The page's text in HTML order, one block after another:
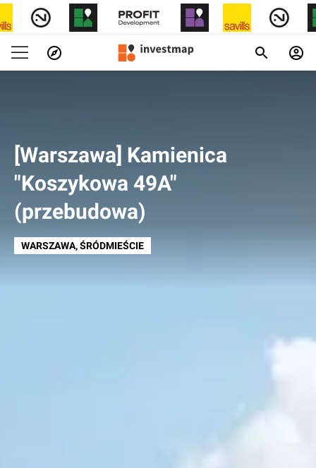
[Warszawa] Kamienica
"Koszykowa 49A"
(przebudowa)
WARSZAWA, ŚRÓDMIEŚCIE